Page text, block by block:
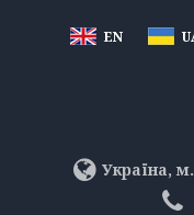
EN
Україна,